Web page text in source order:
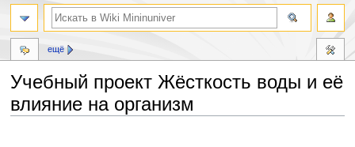
Учебный проект Жёсткость воды и её
влияние на организм
ещё